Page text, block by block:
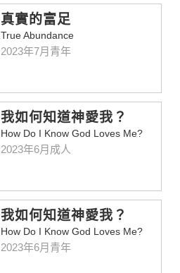
真實的富足
True Abundance
2023年7月青年
我如何知道神愛我？
How Do I Know God Loves Me?
2023年6月成人
我如何知道神愛我？
How Do I Know God Loves Me?
2023年6月青年